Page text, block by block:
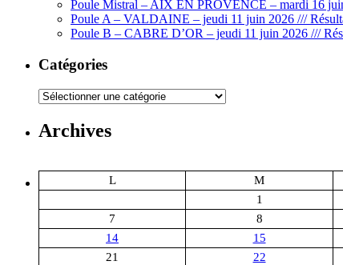
–
08
Poule Mistral – AIX EN PROVENCE – mardi 16
Poule A – VALDAINE – jeudi 11 juin 2026 ///
Poule B – CABRE D’OR – jeudi 11 juin 2026 ///
Catégories
Catégories
Archives
L
M
1
7
8
14
15
21
22